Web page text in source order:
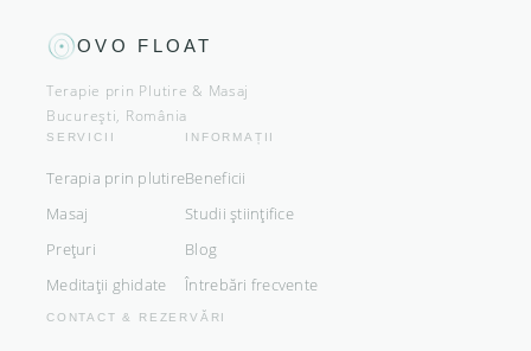
OVO FLOAT
Terapie prin Plutire & Masaj
București, România
SERVICII
Terapia prin plutire
Masaj
Prețuri
Meditații ghidate
INFORMAȚII
Beneficii
Studii științifice
Blog
Întrebări frecvente
CONTACT & REZERVĂRI